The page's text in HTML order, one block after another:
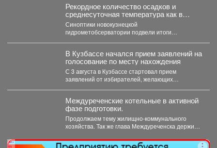
Рекордное количество осадков и
среднесуточная температура как в
тропиках.
Синоптики новокузнецкой
гидрометобсерватории подвели итоги
В Кузбассе начался прием заявлений на
голосование по месту нахождения
С 3 августа в Кузбассе стартовал прием
заявлений от избирателей, желающих
Междуреченские котельные в активной
фазе подготовки.
Продолжаем тему жилищно-коммунального
хозяйства. Так же глава Междуреченска держит